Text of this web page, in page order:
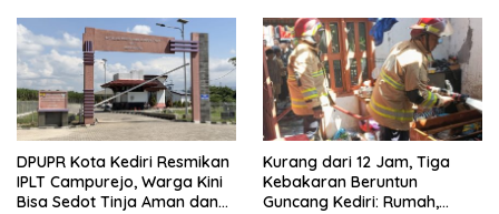
DPUPR Kota Kediri Resmikan
IPLT Campurejo, Warga Kini
Bisa Sedot Tinja Aman dan
Kurang dari 12 Jam, Tiga
Kebakaran Beruntun
Guncang Kediri: Rumah,